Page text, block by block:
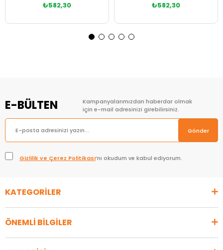
₺582,30 ₺582,30
E-BÜLTEN
Kampanyalarımızdan haberdar olmak
için e-mail adresinizi girebilirsiniz.
Gönder
Gizlilik ve Çerez Politikası’nı okudum ve kabul ediyorum.
KATEGORİLER
ÖNEMLİ BİLGİLER